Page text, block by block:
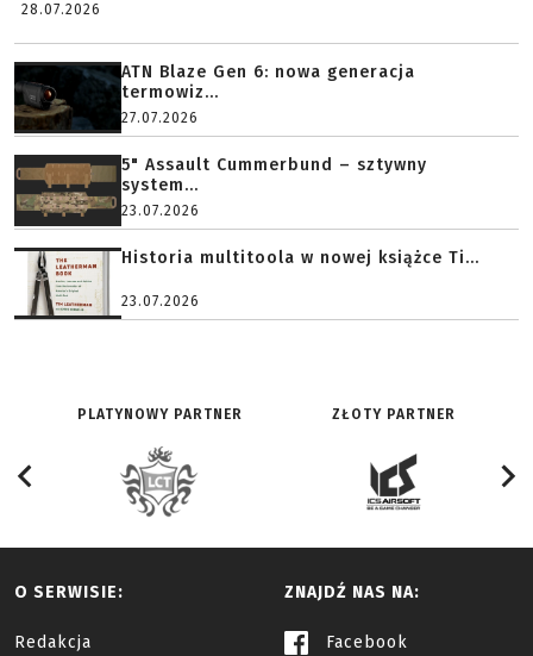
28.07.2026
ATN Blaze Gen 6: nowa generacja
termowiz...
27.07.2026
5" Assault Cummerbund – sztywny
system...
23.07.2026
Historia multitoola w nowej książce Ti...
23.07.2026
PLATYNOWY PARTNER ZŁOTY PARTNER
O SERWISIE:
Redakcja
ZNAJDŹ NAS NA:
Facebook